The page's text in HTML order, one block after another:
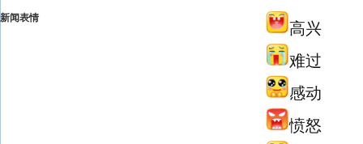
新闻表情
高兴
难过
感动
愤怒